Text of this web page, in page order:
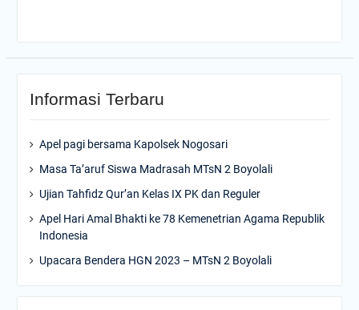
Informasi Terbaru
Apel pagi bersama Kapolsek Nogosari
Masa Ta’aruf Siswa Madrasah MTsN 2 Boyolali
Ujian Tahfidz Qur’an Kelas IX PK dan Reguler
Apel Hari Amal Bhakti ke 78 Kemenetrian Agama Republik
Indonesia
Upacara Bendera HGN 2023 – MTsN 2 Boyolali